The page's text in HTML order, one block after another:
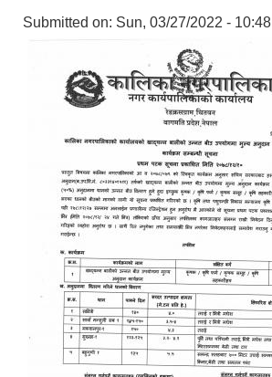
Submitted on: Sun, 03/27/2022 - 10:48